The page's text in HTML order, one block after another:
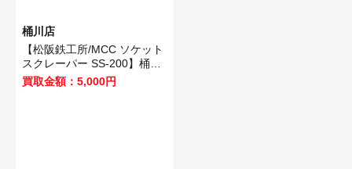
桶川店
【松阪鉄工所/MCC ソケット
スクレーパー SS-200】桶川
市のお客様から買取いたしま
買取金額：5,000円